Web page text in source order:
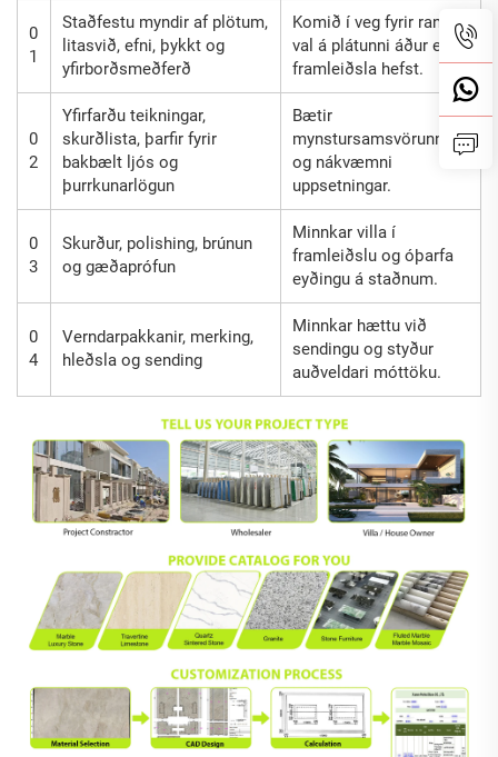
0
1
Staðfestu myndir af plötum,
litasvið, efni, þykkt og
yfirborðsmeðferð
Komið í veg fyrir rangt
val á plátunni áður en
framleiðsla hefst.
0
2
Yfirfarðu teikningar,
skurðlista, þarfir fyrir
bakbælt ljós og
þurrkunarlögun
Bætir
mynstursamsvörunni
og nákvæmni
uppsetningar.
0
3
Skurður, polishing, brúnun
og gæðaprófun
Minnkar villa í
framleiðslu og óþarfa
eyðingu á staðnum.
0
4
Verndarpakkanir, merking,
hleðsla og sending
Minnkar hættu við
sendingu og styður
auðveldari móttöku.